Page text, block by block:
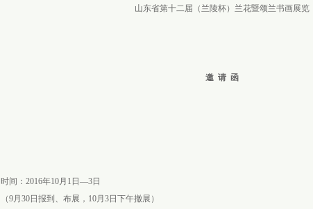
山东省第十二届（兰陵杯）兰花暨颂兰书画展览
邀 请 函
时间：2016年10月1日—3日
（9月30日报到、布展，10月3日下午撤展）